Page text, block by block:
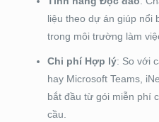
liệu theo dự án giúp nổi
trong môi trường làm
Chi phí Hợp lý: So với
hay Microsoft Teams,
bắt đầu từ gói miễn phí
cầu.